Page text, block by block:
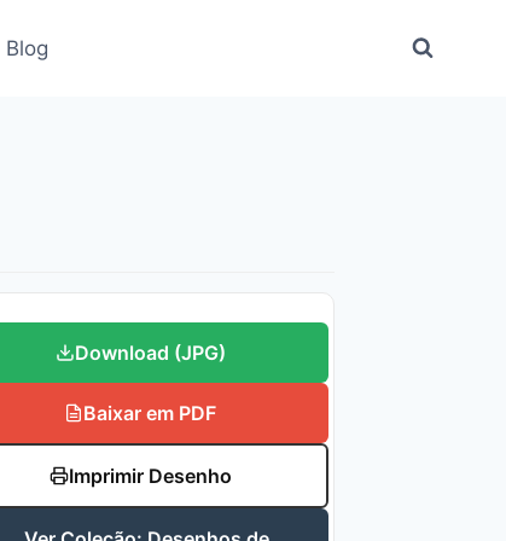
Blog
Download (JPG)
Baixar em PDF
Imprimir Desenho